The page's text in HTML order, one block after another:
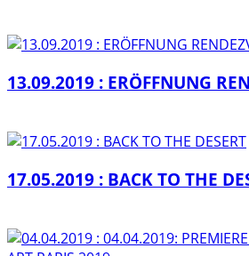
13.09.2019 : ERÖFFNUNG
17.05.2019 : BACK TO THE